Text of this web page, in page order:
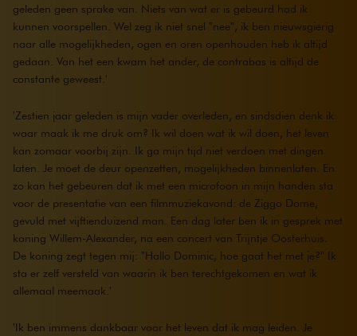
geleden geen sprake van. Niets van wat er is gebeurd had ik
kunnen voorspellen. Wel zeg ik niet snel "nee", ik ben nieuwsgierig
naar alle mogelijkheden, ogen en oren openhouden heb ik altijd
gedaan. Van het een kwam het ander, de contrabas is altijd de
constante geweest.'
'Zestien jaar geleden is mijn vader overleden, en sindsdien denk ik:
waar maak ik me druk om? Ik wil doen wat ik wil doen, het leven
kan zomaar voorbij zijn. Ik ga mijn tijd niet verdoen met dingen
laten. Je moet de deur openzetten, mogelijkheden binnenlaten. En
zo kan het gebeuren dat ik met een microfoon in mijn handen sta
voor de presentatie van een filmmuziekavond: de Ziggo Dome,
gevuld met vijftienduizend man. Een dag later ben ik in gesprek met
koning Willem-Alexander, na een concert van Trijntje Oosterhuis.
De koning zegt tegen mij: "Hallo Dominic, hoe gaat het met je?" Ik
sta er zelf versteld van waarin ik ben terechtgekomen en wat ik
allemaal meemaak.'
'Ik ben immens dankbaar voor het leven dat ik mag leiden. Je